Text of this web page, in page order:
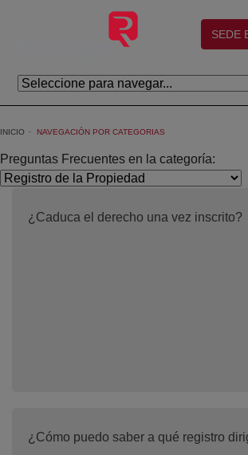
Saltar al contenido principal
(abre
SEDE
INICIO NAVEGACIÓN POR CATEGORIAS
Preguntas Frecuentes en la categoría:
¿Caduca el derecho una vez inscrito?
¿Cómo puedo saber a qué registro